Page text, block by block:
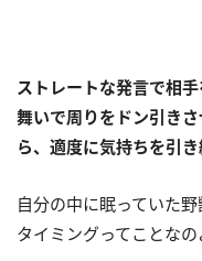
ストレートな発言で相
舞いで周りをドン引き
ら、適度に気持ちを引
自分の中に眠っていた
タイミングってことなの